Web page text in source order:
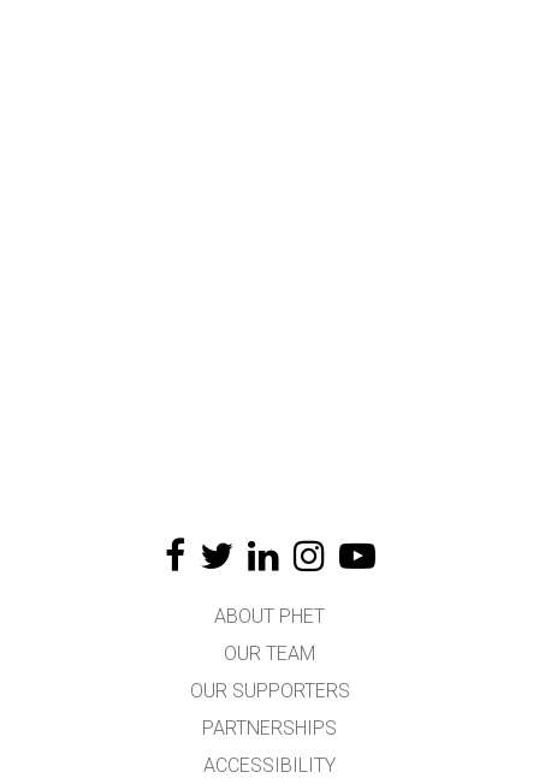
ABOUT PHET
OUR TEAM
OUR SUPPORTERS
PARTNERSHIPS
ACCESSIBILITY